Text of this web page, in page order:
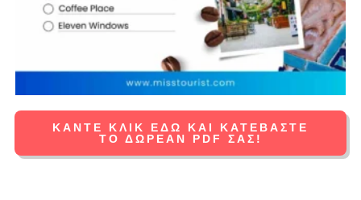
ΚΆΝΤΕ ΚΛΙΚ ΕΔΏ ΚΑΙ ΚΑΤΕΒΆΣΤΕ
ΤΟ ΔΩΡΕΑΝ PDF ΣΑΣ!